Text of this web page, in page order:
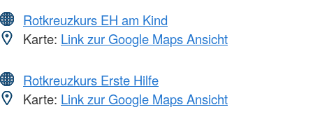
Rotkreuzkurs EH am Kind
Karte: Link zur Google Maps Ansicht
Rotkreuzkurs Erste Hilfe
Karte: Link zur Google Maps Ansicht